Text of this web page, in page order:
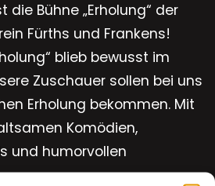
die Bühne „Erholung“ der
Fürths und Frankens!
blieb bewusst im
Zuschauer sollen bei uns
Erholung bekommen. Mit
Komödien,
und humorvollen